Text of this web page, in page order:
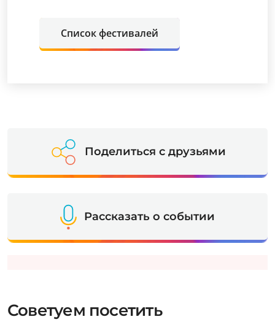
Список фестивалей
Поделиться с друзьями
Рассказать о событии
Советуем посетить